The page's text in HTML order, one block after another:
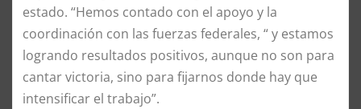
estado. “Hemos contado con el apoyo y la
coordinación con las fuerzas federales, “ y estamos
logrando resultados positivos, aunque no son para
cantar victoria, sino para fijarnos donde hay que
intensificar el trabajo”.